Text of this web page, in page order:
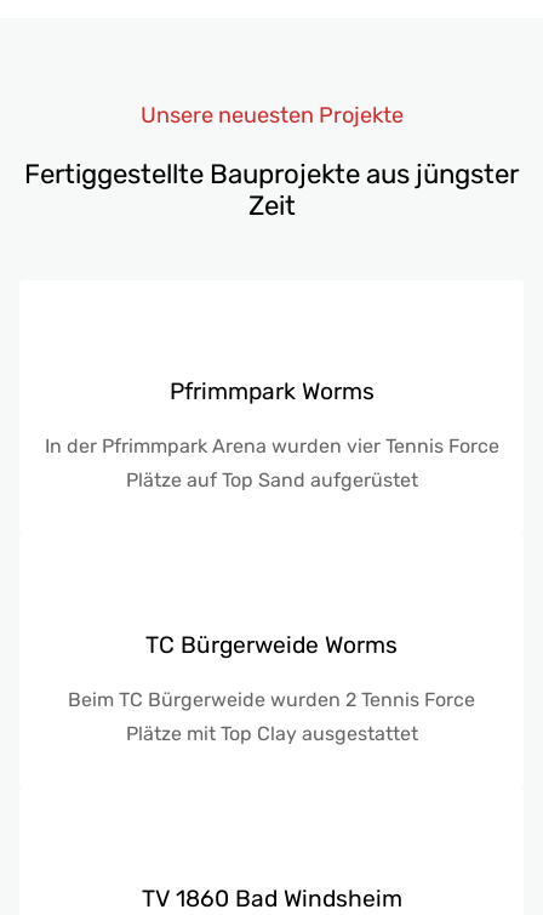
Unsere neuesten Projekte
Fertiggestellte Bauprojekte aus jüngster
Zeit
Pfrimmpark Worms
In der Pfrimmpark Arena wurden vier Tennis Force
Plätze auf Top Sand aufgerüstet
TC Bürgerweide Worms
Beim TC Bürgerweide wurden 2 Tennis Force
Plätze mit Top Clay ausgestattet
TV 1860 Bad Windsheim